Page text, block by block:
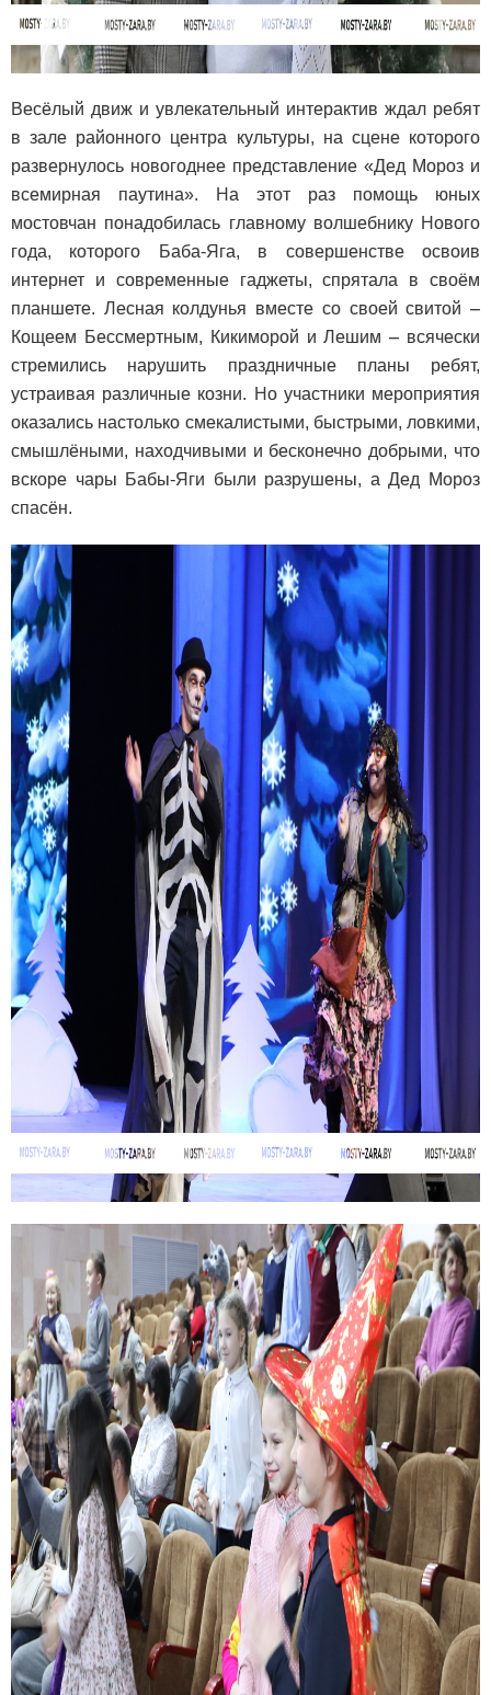
Весёлый движ и увлекательный интерактив ждал ребят
в зале районного центра культуры, на сцене которого
развернулось новогоднее представление «Дед Мороз и
всемирная паутина». На этот раз помощь юных
мостовчан понадобилась главному волшебнику Нового
года, которого Баба-Яга, в совершенстве освоив
интернет и современные гаджеты, спрятала в своём
планшете. Лесная колдунья вместе со своей свитой –
Кощеем Бессмертным, Кикиморой и Лешим – всячески
стремились нарушить праздничные планы ребят,
устраивая различные козни. Но участники мероприятия
оказались настолько смекалистыми, быстрыми, ловкими,
смышлёными, находчивыми и бесконечно добрыми, что
вскоре чары Бабы-Яги были разрушены, а Дед Мороз
спасён.